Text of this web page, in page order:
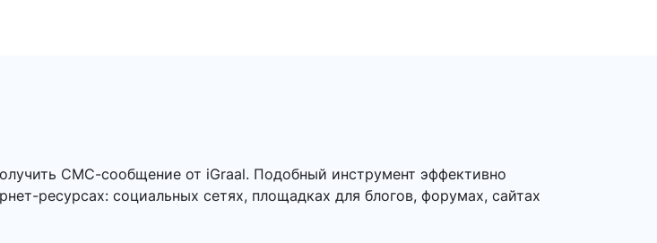
СМС-сообщение от iGraal. Подобный инструмент эффективно
ресурсах: социальных сетях, площадках для блогов, форумах, сайтах